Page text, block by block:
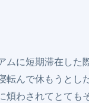
ムに短期滞在した
転んで休もうとし
煩わされてとても